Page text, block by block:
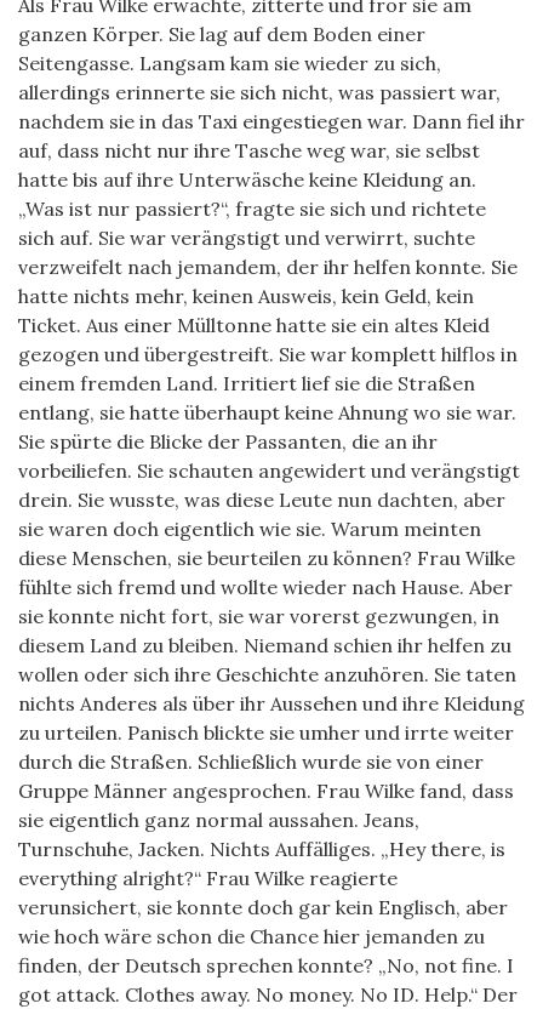
Als Frau Wilke erwachte, zitterte und fror sie am
ganzen Körper. Sie lag auf dem Boden einer
Seitengasse. Langsam kam sie wieder zu sich,
allerdings erinnerte sie sich nicht, was passiert war,
nachdem sie in das Taxi eingestiegen war. Dann fiel ihr
auf, dass nicht nur ihre Tasche weg war, sie selbst
hatte bis auf ihre Unterwäsche keine Kleidung an.
„Was ist nur passiert?“, fragte sie sich und richtete
sich auf. Sie war verängstigt und verwirrt, suchte
verzweifelt nach jemandem, der ihr helfen konnte. Sie
hatte nichts mehr, keinen Ausweis, kein Geld, kein
Ticket. Aus einer Mülltonne hatte sie ein altes Kleid
gezogen und übergestreift. Sie war komplett hilflos in
einem fremden Land. Irritiert lief sie die Straßen
entlang, sie hatte überhaupt keine Ahnung wo sie war.
Sie spürte die Blicke der Passanten, die an ihr
vorbeiliefen. Sie schauten angewidert und verängstigt
drein. Sie wusste, was diese Leute nun dachten, aber
sie waren doch eigentlich wie sie. Warum meinten
diese Menschen, sie beurteilen zu können? Frau Wilke
fühlte sich fremd und wollte wieder nach Hause. Aber
sie konnte nicht fort, sie war vorerst gezwungen, in
diesem Land zu bleiben. Niemand schien ihr helfen zu
wollen oder sich ihre Geschichte anzuhören. Sie taten
nichts Anderes als über ihr Aussehen und ihre Kleidung
zu urteilen. Panisch blickte sie umher und irrte weiter
durch die Straßen. Schließlich wurde sie von einer
Gruppe Männer angesprochen. Frau Wilke fand, dass
sie eigentlich ganz normal aussahen. Jeans,
Turnschuhe, Jacken. Nichts Auffälliges. „Hey there, is
everything alright?“ Frau Wilke reagierte
verunsichert, sie konnte doch gar kein Englisch, aber
wie hoch wäre schon die Chance hier jemanden zu
finden, der Deutsch sprechen konnte? „No, not fine. I
got attack. Clothes away. No money. No ID. Help.“ Der